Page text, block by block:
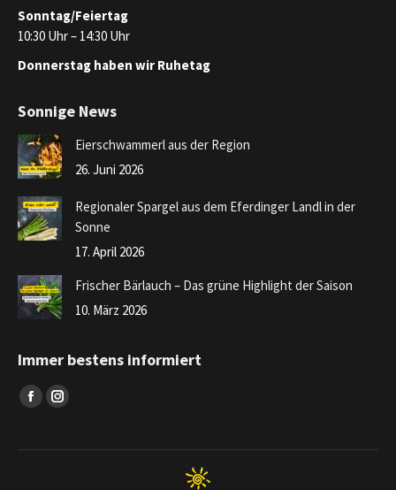
Sonntag/Feiertag
10:30 Uhr – 14:30 Uhr
Donnerstag haben wir Ruhetag
Sonnige News
Eierschwammerl aus der Region
26. Juni 2026
Regionaler Spargel aus dem Eferdinger Landl in der
Sonne
17. April 2026
Frischer Bärlauch – Das grüne Highlight der Saison
10. März 2026
Immer bestens informiert
Finden Sie uns auf:
Facebook
opens
Instagram
opens